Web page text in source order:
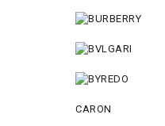
CARON